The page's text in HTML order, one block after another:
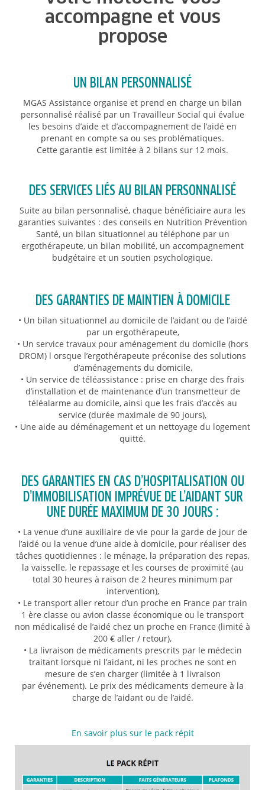
accompagne et vous
propose
UN BILAN PERSONNALISÉ
MGAS Assistance organise et prend en charge un bilan
personnalisé réalisé par un Travailleur Social qui évalue
les besoins d’aide et d’accompagnement de l’aidé en
prenant en compte sa ou ses problématiques.
Cette garantie est limitée à 2 bilans sur 12 mois.
DES SERVICES LIÉS AU BILAN PERSONNALISÉ
Suite au bilan personnalisé, chaque bénéficiaire aura les
garanties suivantes : des conseils en Nutrition Prévention
Santé, un bilan situationnel au téléphone par un
ergothérapeute, un bilan mobilité, un accompagnement
budgétaire et un soutien psychologique.
DES GARANTIES DE MAINTIEN À DOMICILE
• Un bilan situationnel au domicile de l’aidant ou de l’aidé
par un ergothérapeute,
• Un service travaux pour aménagement du domicile (hors
DROM) l orsque l’ergothérapeute préconise des solutions
d’aménagements du domicile,
• Un service de téléassistance : prise en charge des frais
d’installation et de maintenance d’un transmetteur de
téléalarme au domicile, ainsi que les frais d’accès au
service (durée maximale de 90 jours),
• Une aide au déménagement et un nettoyage du logement
quitté.
DES GARANTIES EN CAS D’HOSPITALISATION OU
D’IMMOBILISATION IMPRÉVUE DE L’AIDANT SUR
UNE DURÉE MAXIMUM DE 30 JOURS :
• La venue d’une auxiliaire de vie pour la garde de jour de
l’aidé ou la venue d’une aide à domicile, pour réaliser des
tâches quotidiennes : le ménage, la préparation des repas,
la vaisselle, le repassage et les courses de proximité (au
total 30 heures à raison de 2 heures minimum par
intervention),
• Le transport aller retour d’un proche en France par train
1 ère classe ou avion classe économique ou le transport
non médicalisé de l’aidé chez un proche en France (limité à
200 € aller / retour),
• La livraison de médicaments prescrits par le médecin
traitant lorsque ni l’aidant, ni les proches ne sont en
mesure de s’en charger (limitée à 1 livraison
par événement). Le prix des médicaments demeure à la
charge de l’aidant ou de l’aidé.
En savoir plus sur le pack répit